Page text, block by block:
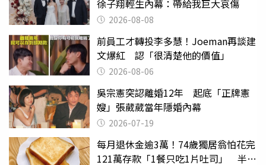
徐子翔輕生內幕：帶給我巨大哀傷
2026-08-08
前員工才轉投李多慧！Joeman再談建
文爆紅 認「很清楚他的價值」
2026-08-06
吳宗憲突認離婚12年 起底「正牌憲
嫂」張葳葳當年隱婚內幕
2026-07-19
每月退休金逾3萬！74歲獨居翁怕花完
121萬存款「1餐只吃1片吐司」 半年